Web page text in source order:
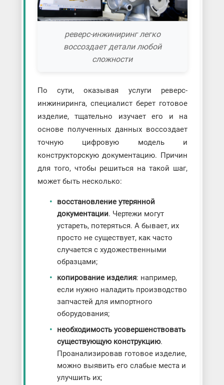
реверс-инжиниринг легко
воссоздает детали любой
сложности
По сути, оказывая услуги реверс-
инжиниринга, специалист берет готовое
изделие, тщательно изучает его и на
основе полученных данных воссоздает
точную цифровую модель и
конструкторскую документацию. Причин
для того, чтобы решиться на такой шаг,
может быть несколько:
восстановление утерянной
документации. Чертежи могут
устареть, потеряться. А бывает, их
просто не существует, как часто
случается с художественными
образцами;
копирование изделия: например,
если нужно наладить производство
запчастей для импортного
оборудования;
необходимость усовершенствовать
существующую конструкцию.
Проанализировав готовое изделие,
можно выявить его слабые места и
улучшить их;